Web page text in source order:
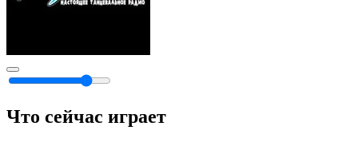
Что сейчас играет